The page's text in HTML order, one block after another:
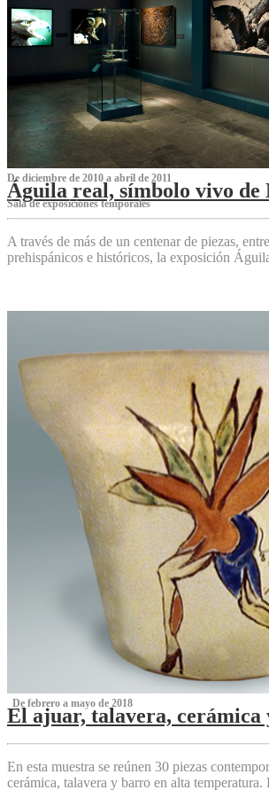
De diciembre de 2010 a abril de 2011
Águila real, símbolo vivo de
Sala de exposiciones temporales
A través de más de un centenar de piezas,
prehispánicos e históricos, la exposición
‌ De febrero a mayo de 2018
El ajuar, talavera,
‌
En esta muestra se reúnen 30 piezas
cerámica, talavera y barro en alta